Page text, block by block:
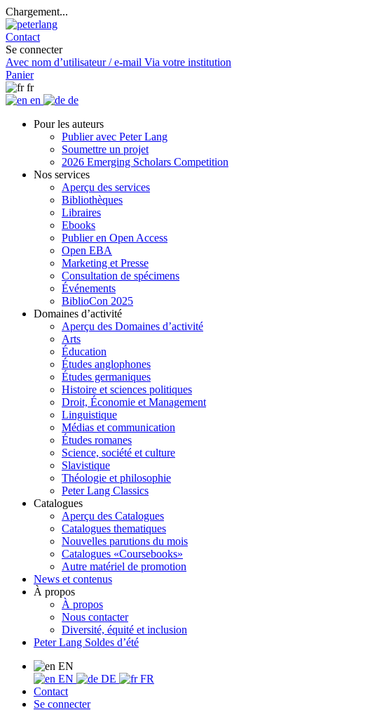
Chargement...
Contact
Se connecter
Avec nom d’utilisateur / e-mail Via votre institution
Panier
fr
en
de
Pour les auteurs
Publier avec Peter Lang
Soumettre un projet
2026 Emerging Scholars Competition
Nos services
Aperçu des services
Bibliothèques
Libraires
Ebooks
Publier en Open Access
Open EBA
Marketing et Presse
Consultation de spécimens
Événements
BiblioCon 2025
Domaines d’activité
Aperçu des Domaines d’activité
Arts
Éducation
Études anglophones
Études germaniques
Histoire et sciences politiques
Droit, Économie et Management
Linguistique
Médias et communication
Études romanes
Science, société et culture
Slavistique
Théologie et philosophie
Peter Lang Classics
Catalogues
Aperçu des Catalogues
Catalogues thematiques
Nouvelles parutions du mois
Catalogues «Coursebooks»
Autre matériel de promotion
News et contenus
À propos
À propos
Nous contacter
Diversité, équité et inclusion
Peter Lang Soldes d’été
EN
EN
DE
FR
Contact
Se connecter